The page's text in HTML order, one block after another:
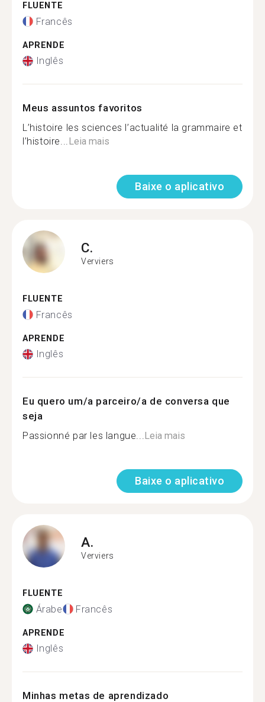
FLUENTE
Francês
APRENDE
Inglês
Meus assuntos favoritos
L’histoire les sciences l’actualité la grammaire et
l’histoire...Leia mais
Baixe o aplicativo
C.
Verviers
FLUENTE
Francês
APRENDE
Inglês
Eu quero um/a parceiro/a de conversa que
seja
Passionné par les langue...Leia mais
Baixe o aplicativo
A.
Verviers
FLUENTE
Árabe Francês
APRENDE
Inglês
Minhas metas de aprendizado